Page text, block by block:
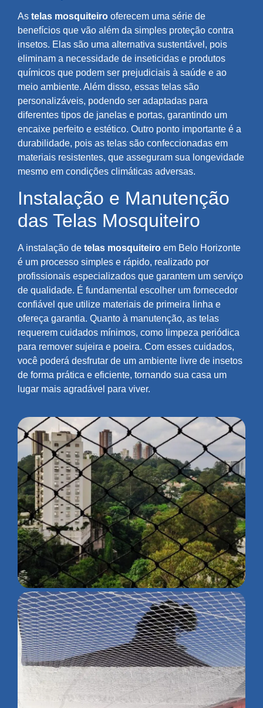
As telas mosquiteiro oferecem uma série de
benefícios que vão além da simples proteção contra
insetos. Elas são uma alternativa sustentável, pois
eliminam a necessidade de inseticidas e produtos
químicos que podem ser prejudiciais à saúde e ao
meio ambiente. Além disso, essas telas são
personalizáveis, podendo ser adaptadas para
diferentes tipos de janelas e portas, garantindo um
encaixe perfeito e estético. Outro ponto importante é a
durabilidade, pois as telas são confeccionadas em
materiais resistentes, que asseguram sua longevidade
mesmo em condições climáticas adversas.
Instalação e Manutenção
das Telas Mosquiteiro
A instalação de telas mosquiteiro em Belo Horizonte
é um processo simples e rápido, realizado por
profissionais especializados que garantem um serviço
de qualidade. É fundamental escolher um fornecedor
confiável que utilize materiais de primeira linha e
ofereça garantia. Quanto à manutenção, as telas
requerem cuidados mínimos, como limpeza periódica
para remover sujeira e poeira. Com esses cuidados,
você poderá desfrutar de um ambiente livre de insetos
de forma prática e eficiente, tornando sua casa um
lugar mais agradável para viver.